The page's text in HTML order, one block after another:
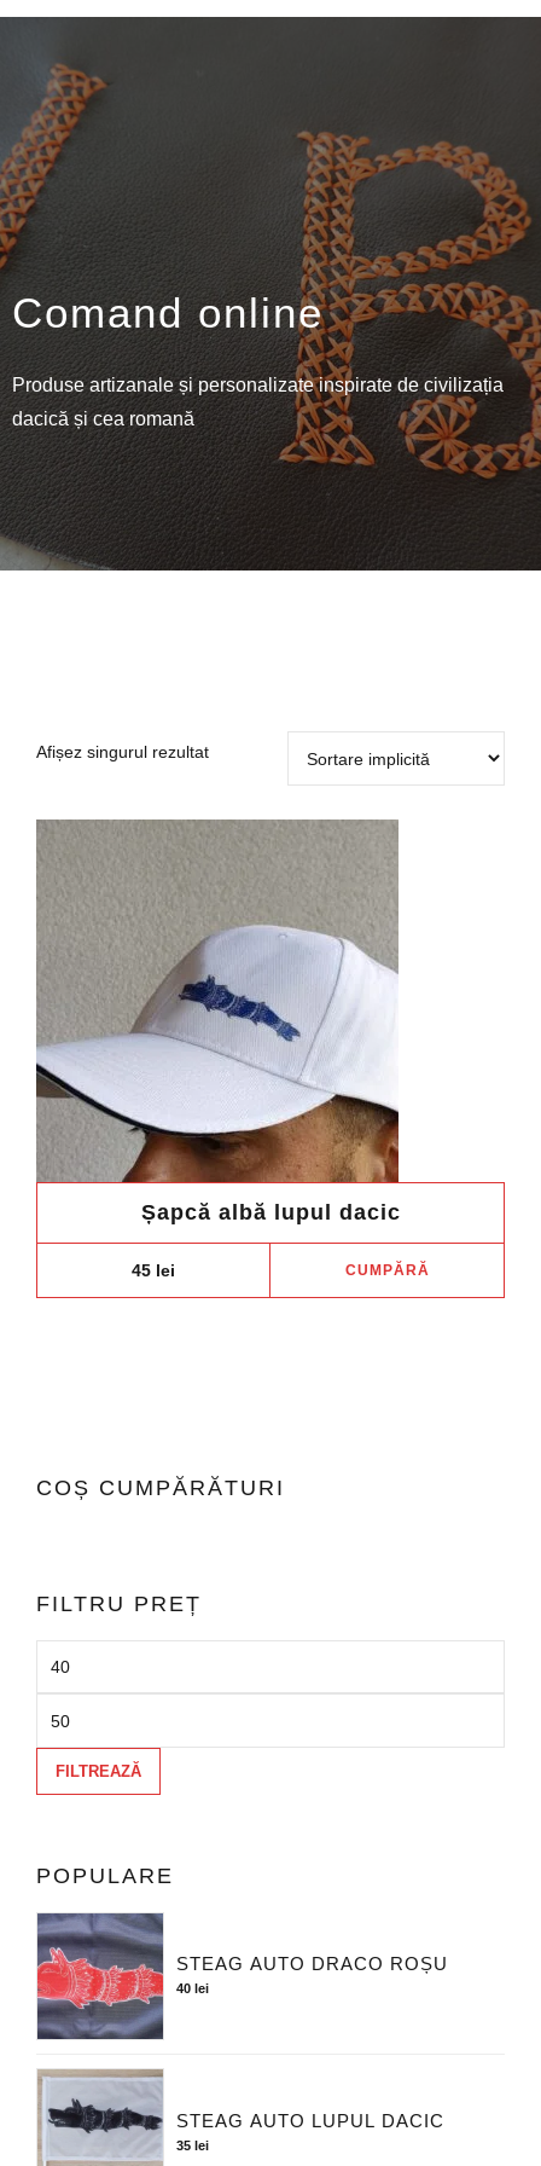
Comand online
Produse artizanale și personalizate inspirate de civilizația
dacică și cea romană
Afișez singurul rezultat
Șapcă albă lupul dacic
45 lei CUMPĂRĂ
COȘ CUMPĂRĂTURI
FILTRU PREȚ
FILTREAZĂ
POPULARE
STEAG AUTO DRACO ROȘU
40 lei
STEAG AUTO LUPUL DACIC
35lei